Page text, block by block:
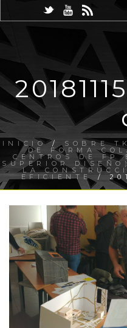
INICIO/ SOBRE
DE FORMA
CENTROS DE FP
SUPERIOR
LA
EFICIENTE/